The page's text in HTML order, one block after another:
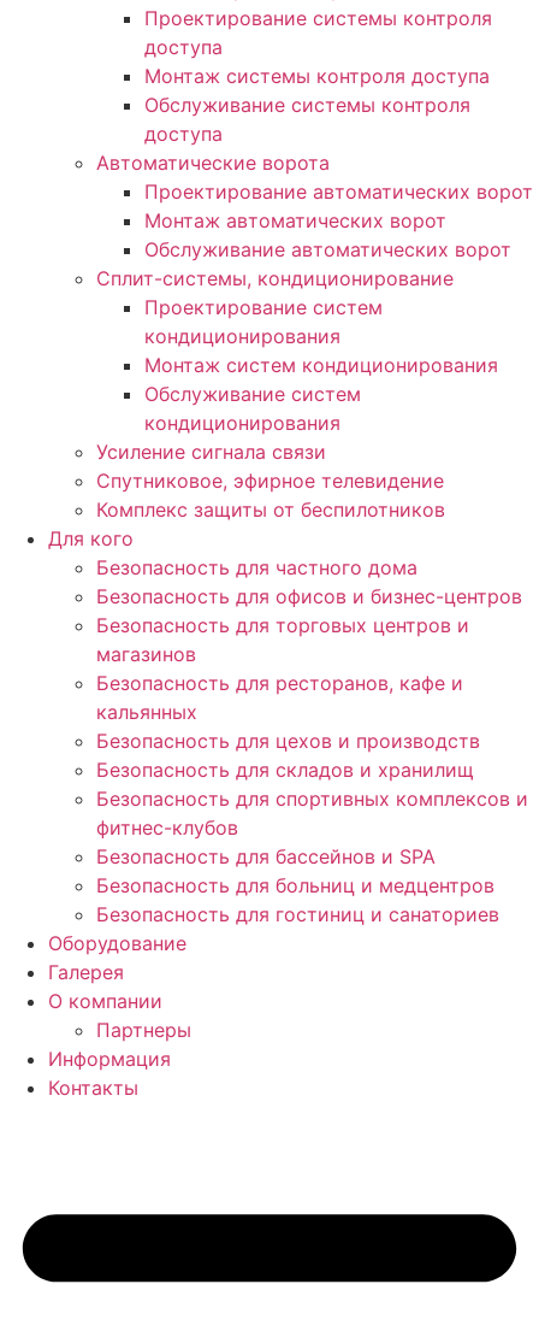
Проектирование системы контроля
доступа
Монтаж системы контроля доступа
Обслуживание системы контроля
доступа
Автоматические ворота
Проектирование автоматических ворот
Монтаж автоматических ворот
Обслуживание автоматических ворот
Сплит-системы, кондиционирование
Проектирование систем
кондиционирования
Монтаж систем кондиционирования
Обслуживание систем
кондиционирования
Усиление сигнала связи
Спутниковое, эфирное телевидение
Комплекс защиты от беспилотников
Для кого
Безопасность для частного дома
Безопасность для офисов и бизнес-центров
Безопасность для торговых центров и
магазинов
Безопасность для ресторанов, кафе и
кальянных
Безопасность для цехов и производств
Безопасность для складов и хранилищ
Безопасность для спортивных комплексов и
фитнес-клубов
Безопасность для бассейнов и SPA
Безопасность для больниц и медцентров
Безопасность для гостиниц и санаториев
Оборудование
Галерея
О компании
Партнеры
Информация
Контакты